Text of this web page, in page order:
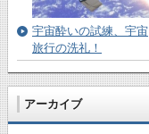
宇宙酔いの試練、宇宙
旅行の洗礼！
アーカイブ